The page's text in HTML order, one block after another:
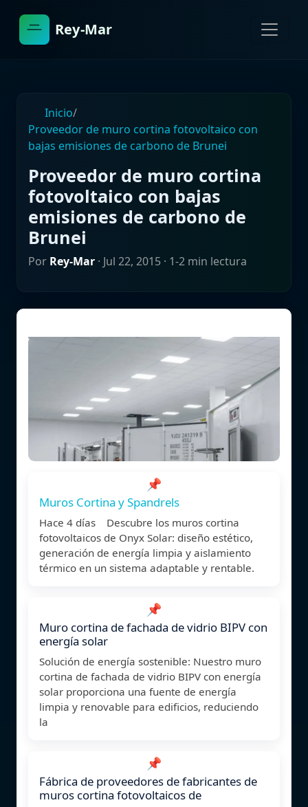
Rey-Mar
Inicio/
Proveedor de muro cortina fotovoltaico con
bajas emisiones de carbono de Brunei
Proveedor de muro cortina
fotovoltaico con bajas
emisiones de carbono de
Brunei
Por Rey-Mar · Jul 22, 2015 · 1-2 min lectura
📌
Muros Cortina y Spandrels
Hace 4 días Descubre los muros cortina
fotovoltaicos de Onyx Solar: diseño estético,
generación de energía limpia y aislamiento
térmico en un sistema adaptable y rentable.
📌
Muro cortina de fachada de vidrio BIPV con
energía solar
Solución de energía sostenible: Nuestro muro
cortina de fachada de vidrio BIPV con energía
solar proporciona una fuente de energía
limpia y renovable para edificios, reduciendo
la
📌
Fábrica de proveedores de fabricantes de
muros cortina fotovoltaicos de